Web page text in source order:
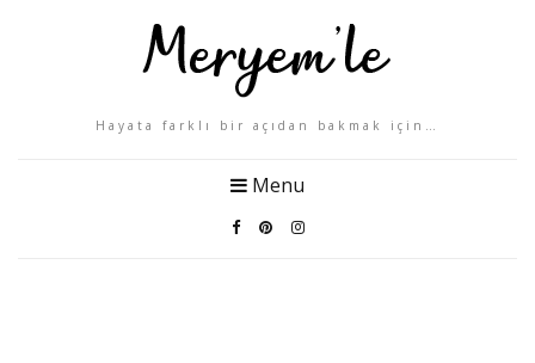
Hayata farklı bir açıdan bakmak için…
Menu